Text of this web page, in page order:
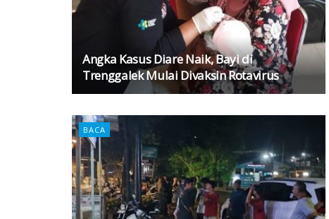
Angka Kasus Diare Naik, Bayi di
Trenggalek Mulai Divaksin Rotavirus
BACA